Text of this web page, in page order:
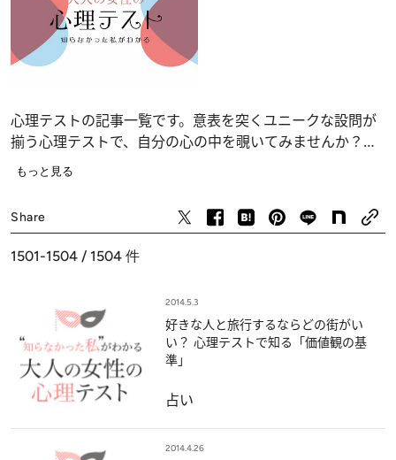
心理テストの記事一覧です。意表を突くユニークな設問が
揃う心理テストで、自分の心の中を覗いてみませんか？
恋愛、仕事、人間関係の深層心理……、自分でも気づかな
もっと見る
Share
1501-1504 / 1504 件
2014.5.3
好きな人と旅行するならどの街がい
い？ 心理テストで知る「価値観の基
準」
占い
2014.4.26